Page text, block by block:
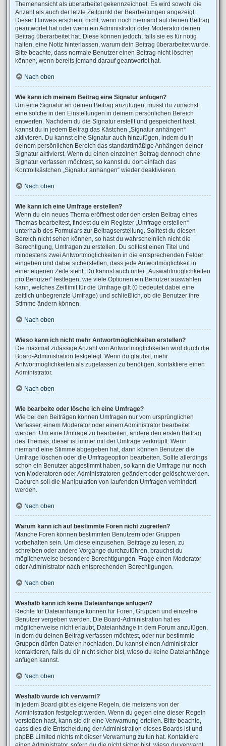
Themenansicht als überarbeitet gekennzeichnet. Es wird sowohl die
Anzahl als auch der letzte Zeitpunkt der Bearbeitungen angezeigt.
Dieser Hinweis erscheint nicht, wenn noch niemand auf deinen Beitrag
geantwortet hat oder wenn ein Administrator oder Moderator deinen
Beitrag überarbeitet hat. Diese können jedoch, falls sie es für nötig
halten, eine Notiz hinterlassen, warum dein Beitrag überarbeitet wurde.
Bitte beachte, dass normale Benutzer einen Beitrag nicht löschen
können, wenn bereits jemand darauf geantwortet hat.
Nach oben
Wie kann ich meinem Beitrag eine Signatur anfügen?
Um eine Signatur an deinen Beitrag anzufügen, musst du zunächst
eine solche in den Einstellungen in deinem persönlichen Bereich
entwerfen. Nachdem du die Signatur erstellt und gespeichert hast,
kannst du in jedem Beitrag das Kästchen „Signatur anhängen“
aktivieren. Du kannst eine Signatur auch hinzufügen, indem du in
deinem persönlichen Bereich das standardmäßige Anhängen deiner
Signatur aktivierst. Wenn du einen einzelnen Beitrag dennoch ohne
Signatur verfassen möchtest, so kannst du dort einfach das
Kontrollkästchen „Signatur anhängen“ wieder deaktivieren.
Nach oben
Wie kann ich eine Umfrage erstellen?
Wenn du ein neues Thema eröffnest oder den ersten Beitrag eines
Themas bearbeitest, findest du ein Register „Umfrage erstellen“
unterhalb des Formulars zur Beitragserstellung. Solltest du diesen
Bereich nicht sehen können, so hast du wahrscheinlich nicht die
Berechtigung, Umfragen zu erstellen. Du solltest einen Titel und
mindestens zwei Antwortmöglichkeiten in die entsprechenden Felder
eingeben und dabei sicherstellen, dass jede Antwortmöglichkeit in
einer eigenen Zeile steht. Du kannst auch unter „Auswahlmöglichkeiten
pro Benutzer“ festlegen, wie viele Optionen ein Benutzer auswählen
kann, welches Zeitlimit für die Umfrage gilt (0 bedeutet dabei eine
zeitlich unbegrenzte Umfrage) und schließlich, ob die Benutzer ihre
Stimme ändern können.
Nach oben
Wieso kann ich nicht mehr Antwortmöglichkeiten erstellen?
Die maximal zulässige Anzahl von Antwortmöglichkeiten wird durch die
Board-Administration festgelegt. Wenn du glaubst, mehr
Antwortmöglichkeiten als zugelassen zu benötigen, kontaktiere einen
Administrator.
Nach oben
Wie bearbeite oder lösche ich eine Umfrage?
Wie bei den Beiträgen können Umfragen nur vom ursprünglichen
Verfasser, einem Moderator oder einem Administrator bearbeitet
werden. Um eine Umfrage zu bearbeiten, ändere den ersten Beitrag
des Themas; dieser ist immer mit der Umfrage verknüpft. Wenn
niemand eine Stimme abgegeben hat, dann können Benutzer die
Umfrage löschen oder die Umfrageoption bearbeiten. Sollte allerdings
schon ein Benutzer abgestimmt haben, so kann die Umfrage nur noch
von Moderatoren oder Administratoren geändert oder gelöscht werden.
Dadurch soll die Manipulation von laufenden Umfragen verhindert
werden.
Nach oben
Warum kann ich auf bestimmte Foren nicht zugreifen?
Manche Foren können bestimmten Benutzern oder Gruppen
vorbehalten sein. Um diese einzusehen, Beiträge zu lesen, zu
schreiben oder andere Vorgänge durchzuführen, brauchst du
möglicherweise besondere Berechtigungen. Frage einen Moderator
oder Administrator nach entsprechenden Berechtigungen.
Nach oben
Weshalb kann ich keine Dateianhänge anfügen?
Rechte für Dateianhänge können für Foren, Gruppen und einzelne
Benutzer vergeben werden. Die Board-Administration hat es
möglicherweise nicht erlaubt, Dateianhänge in dem Forum anzufügen,
in dem du deinen Beitrag verfassen möchtest, oder nur bestimmte
Gruppen dürfen Dateien hochladen. Du kannst einen Administrator
kontaktieren, falls du dir nicht sicher bist, wieso du keine Dateianhänge
anfügen kannst.
Nach oben
Weshalb wurde ich verwarnt?
In jedem Board gibt es eigene Regeln, die meistens von der
Administration festgelegt werden. Wenn du gegen eine dieser Regeln
verstoßen hast, kann sie dir eine Verwarnung erteilen. Bitte beachte,
dass dies die Entscheidung der Administration dieses Boards ist und
phpBB Limited nichts mit dieser Verwarnung zu tun hat. Kontaktiere